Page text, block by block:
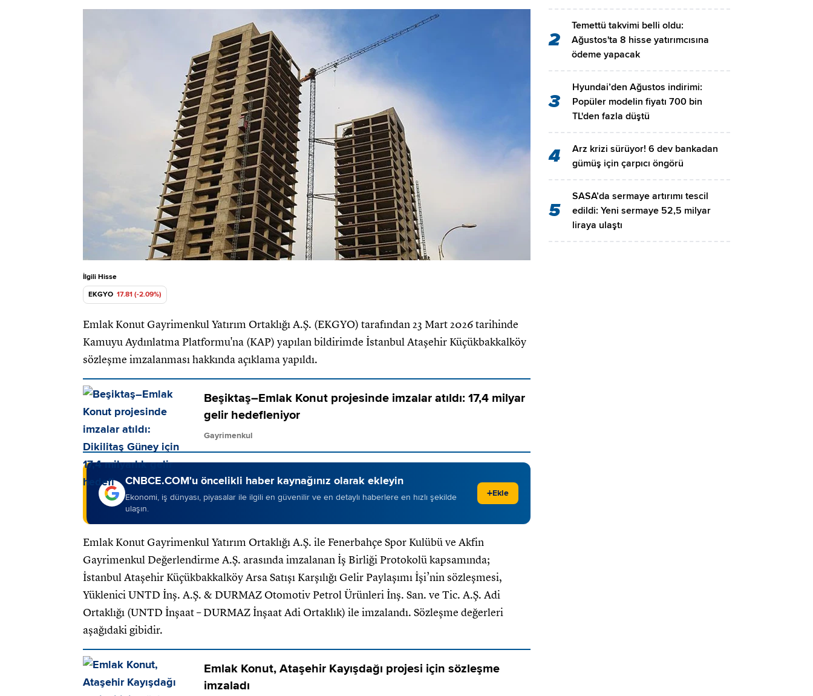
İlgili Hisse
EKGYO 17.81 (-2.09%)
Emlak Konut Gayrimenkul Yatırım Ortaklığı A.Ş. (EKGYO) tarafından 23 Mart 2026 tarihinde
Kamuyu Aydınlatma Platformu'na (KAP) yapılan bildirimde İstanbul Ataşehir Küçükbakkalköy
sözleşme imzalanması hakkında açıklama yapıldı.
Beşiktaş–Emlak Konut projesinde imzalar atıldı: 17,4 milyar
gelir hedefleniyor
Gayrimenkul
CNBCE.COM'u öncelikli haber kaynağınız olarak ekleyin
Ekonomi, iş dünyası, piyasalar ile ilgili en güvenilir ve en detaylı haberlere en hızlı şekilde
ulaşın.
+Ekle
Emlak Konut Gayrimenkul Yatırım Ortaklığı A.Ş. ile Fenerbahçe Spor Kulübü ve Akfin
Gayrimenkul Değerlendirme A.Ş. arasında imzalanan İş Birliği Protokolü kapsamında;
İstanbul Ataşehir Küçükbakkalköy Arsa Satışı Karşılığı Gelir Paylaşımı İşi’nin sözleşmesi,
Yüklenici UNTD İnş. A.Ş. & DURMAZ Otomotiv Petrol Ürünleri İnş. San. ve Tic. A.Ş. Adi
Ortaklığı (UNTD İnşaat – DURMAZ İnşaat Adi Ortaklık) ile imzalandı. Sözleşme değerleri
aşağıdaki gibidir.
Emlak Konut, Ataşehir Kayışdağı projesi için sözleşme
imzaladı
2
Temettü takvimi belli oldu:
Ağustos'ta 8 hisse yatırımcısına
ödeme yapacak
3
Hyundai’den Ağustos indirimi:
Popüler modelin fiyatı 700 bin
TL'den fazla düştü
4
Arz krizi sürüyor! 6 dev bankadan
gümüş için çarpıcı öngörü
5
SASA’da sermaye artırımı tescil
edildi: Yeni sermaye 52,5 milyar
liraya ulaştı